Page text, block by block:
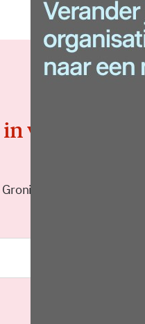
voor de
elke middag in je